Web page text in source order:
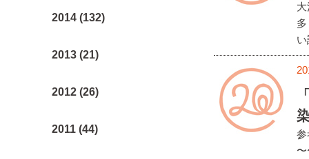
2014 (132)
2013 (21)
2012 (26)
2011 (44)
参